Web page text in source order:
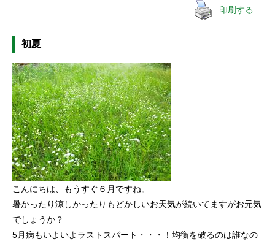
印刷する
初夏
こんにちは、もうすぐ６月ですね。
暑かったり涼しかったりもどかしいお天気が続いてますがお元気
でしょうか？
5月病もいよいよラストスパート・・・！均衡を破るのは誰なの